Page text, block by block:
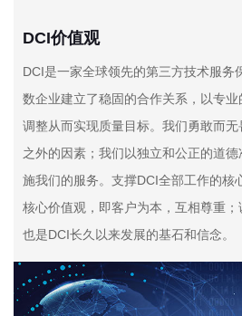
DCI价值观
DCI是一家全球领先的第三方技术服务
数企业建立了稳固的合作关系，以专
调整从而实现质量目标。我们勇敢而
之外的因素；我们以独立和公正的道
施我们的服务。支撑DCI全部工作的核
核心价值观，即客户为本，互相尊重
也是DCI长久以来发展的基石和信念。